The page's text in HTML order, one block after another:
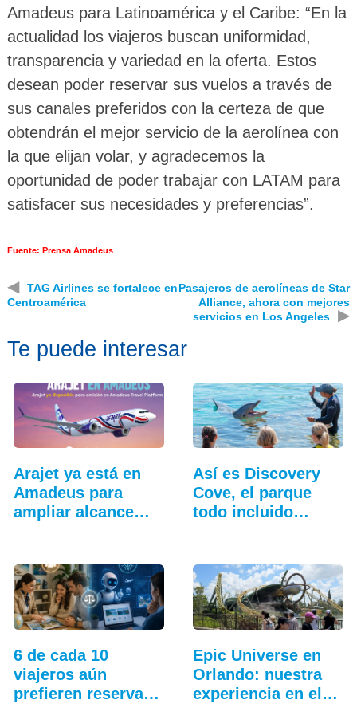
Amadeus para Latinoamérica y el Caribe: “En la
actualidad los viajeros buscan uniformidad,
transparencia y variedad en la oferta. Estos
desean poder reservar sus vuelos a través de
sus canales preferidos con la certeza de que
obtendrán el mejor servicio de la aerolínea con
la que elijan volar, y agradecemos la
oportunidad de poder trabajar con LATAM para
satisfacer sus necesidades y preferencias”.
Fuente: Prensa Amadeus
◀
TAG Airlines se fortalece en
Centroamérica
Pasajeros de aerolíneas de Star
Alliance, ahora con mejores
servicios en Los Angeles
▶
Te puede interesar
Arajet ya está en
Amadeus para
ampliar alcance
Así es Discovery
Cove, el parque
todo incluido
6 de cada 10
viajeros aún
prefieren reservar
Epic Universe en
Orlando: nuestra
experiencia en el…